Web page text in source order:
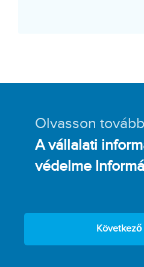
Olvasson tovább
A vállalati
védelme
Következő